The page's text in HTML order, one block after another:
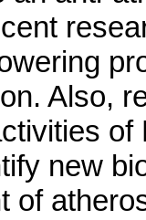
Also,
new
of